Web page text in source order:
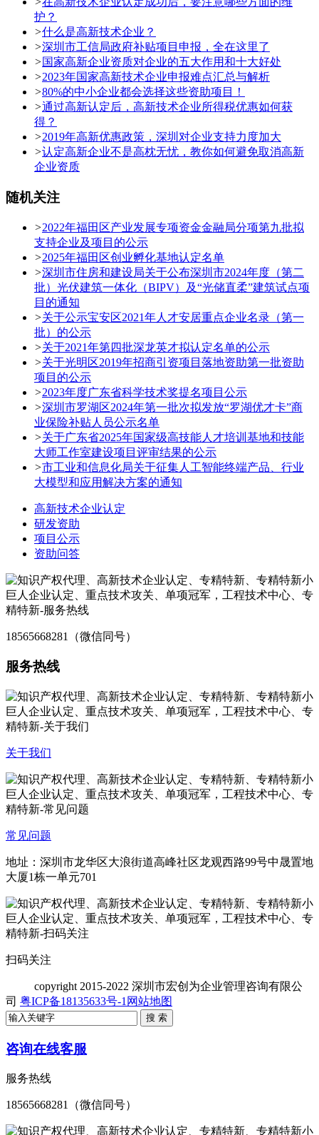
护？
>什么是高新技术企业？
>深圳市工信局政府补贴项目申报，全在这里了
>国家高新企业资质对企业的五大作用和十大好处
>2023年国家高新技术企业申报难点汇总与解析
>80%的中小企业都会选择这些资助项目！
>通过高新认定后，高新技术企业所得税优惠如何获
得？
>2019年高新优惠政策，深圳对企业支持力度加大
>认定高新企业不是高枕无忧，教你如何避免取消高新
企业资质
随机关注
>2022年福田区产业发展专项资金金融局分项第九批拟
支持企业及项目的公示
>2025年福田区创业孵化基地认定名单
>深圳市住房和建设局关于公布深圳市2024年度（第二
批）光伏建筑一体化（BIPV）及“光储直柔”建筑试点项
目的通知
>关于公示宝安区2021年人才安居重点企业名录（第一
批）的公示
>关于2021年第四批深龙英才拟认定名单的公示
>关于光明区2019年招商引资项目落地资助第一批资助
项目的公示
>2023年度广东省科学技术奖提名项目公示
>深圳市罗湖区2024年第一批次拟发放“罗湖优才卡”商
业保险补贴人员公示名单
>关于广东省2025年国家级高技能人才培训基地和技能
大师工作室建设项目评审结果的公示
>市工业和信息化局关于征集人工智能终端产品、行业
大模型和应用解决方案的通知
高新技术企业认定
研发资助
项目公示
资助问答
18565668281（微信同号）
服务热线
关于我们
常见问题
地址：深圳市龙华区大浪街道高峰社区龙观西路99号中晟置地
大厦1栋一单元701
扫码关注
copyright 2015-2022 深圳市宏创为企业管理咨询有限公
司 粤ICP备18135633号-1 网站地图
咨询在线客服
服务热线
18565668281（微信同号）